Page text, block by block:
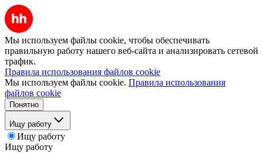
Мы используем файлы cookie, чтобы обеспечивать
правильную работу нашего веб-сайта и анализировать сетевой
трафик.
Правила использования файлов cookie
Мы используем файлы cookie. Правила использования
файлов cookie
Понятно
Ищу работу
Ищу работу
Ищу работу